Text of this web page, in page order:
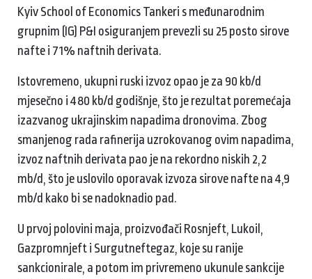
Kyiv School of Economics Tankeri s međunarodnim
grupnim (IG) P&I osiguranjem prevezli su 25 posto sirove
nafte i 71% naftnih derivata.
Istovremeno, ukupni ruski izvoz opao je za 90 kb/d
mjesečno i 480 kb/d godišnje, što je rezultat poremećaja
izazvanog ukrajinskim napadima dronovima. Zbog
smanjenog rada rafinerija uzrokovanog ovim napadima,
izvoz naftnih derivata pao je na rekordno niskih 2,2
mb/d, što je uslovilo oporavak izvoza sirove nafte na 4,9
mb/d kako bi se nadoknadio pad.
U prvoj polovini maja, proizvođači Rosnjeft, Lukoil,
Gazpromnjeft i Surgutneftegaz, koje su ranije
sankcionirale, a potom im privremeno ukunule sankcije